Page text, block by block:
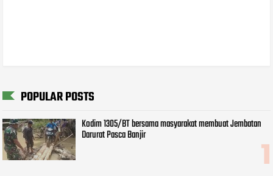
POPULAR POSTS
Kodim 1305/BT bersama masyarakat membuat Jembatan
Darurat Pasca Banjir